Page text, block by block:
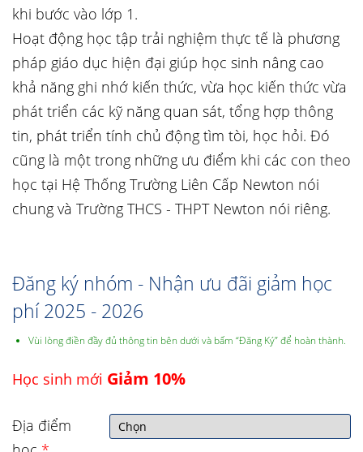
khi bước vào lớp 1.
Hoạt động học tập trải nghiệm thực tế là phương
pháp giáo dục hiện đại giúp học sinh nâng cao
khả năng ghi nhớ kiến thức, vừa học kiến thức vừa
phát triển các kỹ năng quan sát, tổng hợp thông
tin, phát triển tính chủ động tìm tòi, học hỏi. Đó
cũng là một trong những ưu điểm khi các con theo
học tại Hệ Thống Trường Liên Cấp Newton nói
chung và Trường THCS - THPT Newton nói riêng.
Đăng ký nhóm - Nhận ưu đãi giảm học
phí 2025 - 2026
Vùi lòng điền đầy đủ thông tin bên dưới và bấm “Đăng Ký” để hoàn thành.
Học sinh mới Giảm 10%
Địa điểm